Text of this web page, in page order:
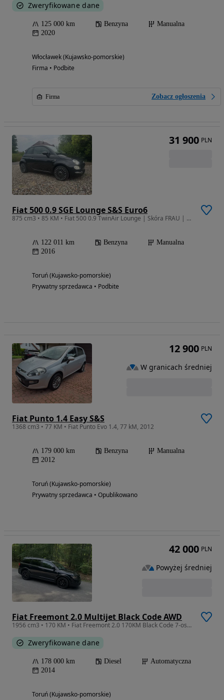
Zweryfikowane dane
125 000 km Benzyna
Manualna
2020
Włocławek (Kujawsko-pomorskie)
Firma • Podbite
Firma Zobacz ogłoszenia
Fiat 500 0.9 SGE Lounge S&S Euro6
875 cm3 • 85 KM • Fiat 500 0.9 TwinAir Lounge | Skóra FRAU | Panorama | Bi-Xenon | Navi
122 011 km Benzyna
Manualna
2016
Toruń (Kujawsko-pomorskie)
Prywatny sprzedawca • Podbite
31 900 PLN
Fiat Punto 1.4 Easy S&S
1368 cm3 • 77 KM • Fiat Punto Evo 1.4, 77 kM, 2012
179 000 km Benzyna
Manualna
2012
Toruń (Kujawsko-pomorskie)
Prywatny sprzedawca • Opublikowano
12 900 PLN
W granicach średniej
Fiat Freemont 2.0 Multijet Black Code AWD
1956 cm3 • 170 KM • Fiat Freemont 2.0 170KM Black Code 7-osobowy Diesel właściciel od 6lat
Zweryfikowane dane
178 000 km Diesel
Automatyczna
2014
Toruń (Kujawsko-pomorskie)
42 000 PLN
Powyżej średniej